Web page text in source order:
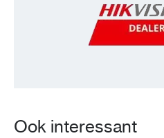
Ook interessant